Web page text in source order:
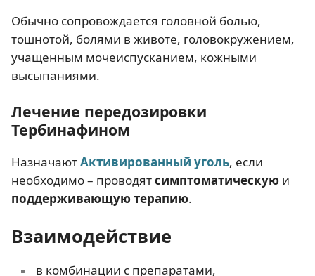
Обычно сопровождается головной болью,
тошнотой, болями в животе, головокружением,
учащенным мочеиспусканием, кожными
высыпаниями.
Лечение передозировки
Тербинафином
НазначаютАктивированный уголь, если
необходимо – проводятсимптоматическую и
поддерживающую терапию.
Взаимодействие
в комбинации с препаратами,